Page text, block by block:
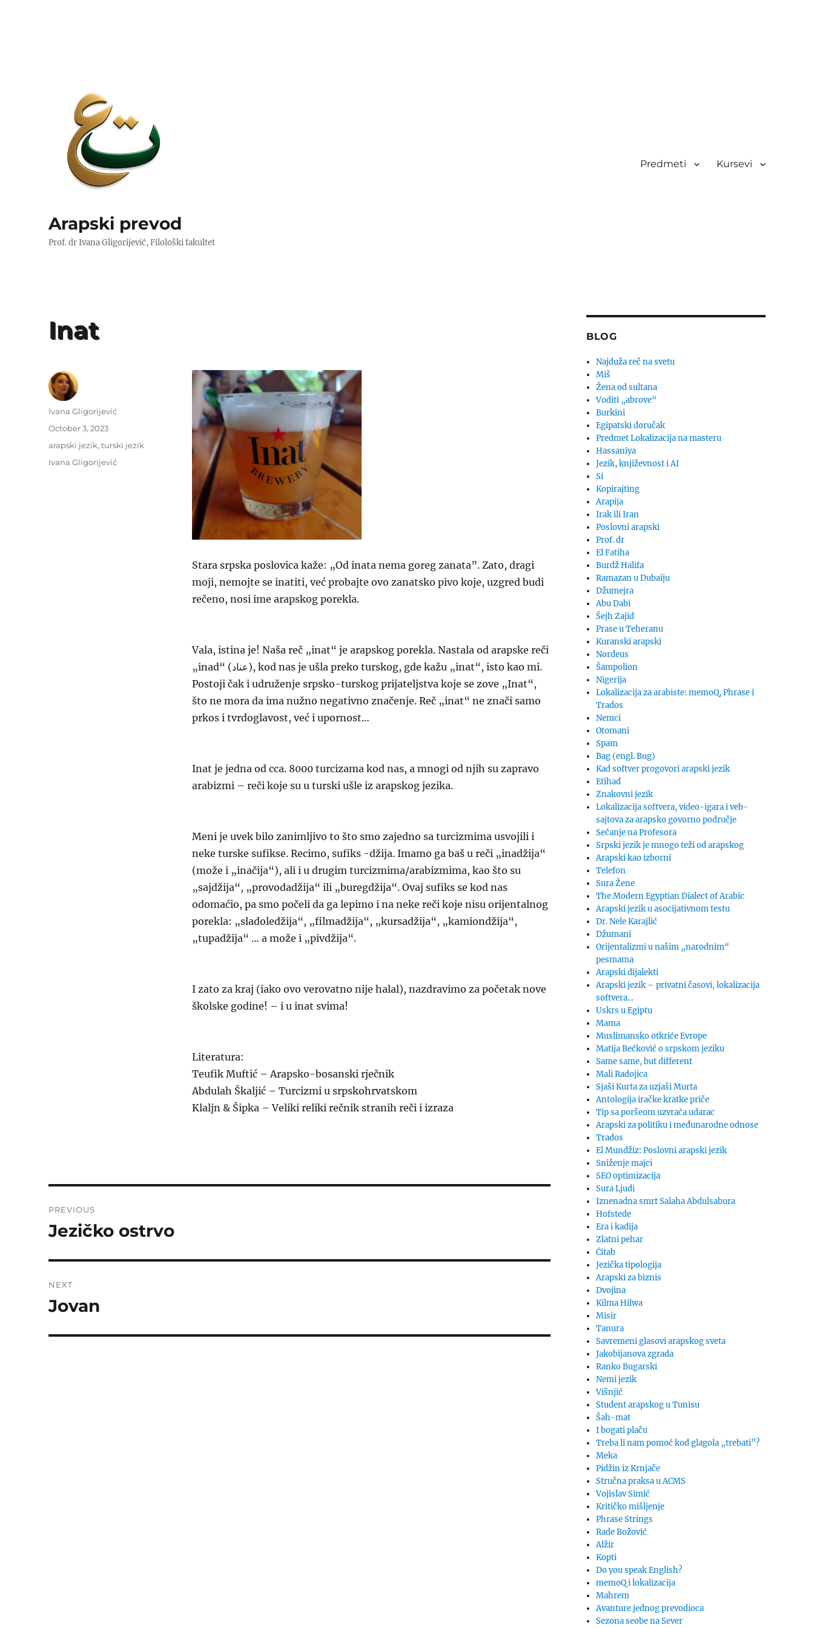
Arapski prevod
Prof. dr Ivana Gligorijević, Filološki fakultet
Predmeti Kursevi
Inat
Stara srpska poslovica kaže: „Od inata nema goreg zanata”. Zato, dragi
moji, nemojte se inatiti, već probajte ovo zanatsko pivo koje, uzgred budi
rečeno, nosi ime arapskog porekla.
Vala, istina je! Naša reč „inat“ je arapskog porekla. Nastala od arapske reči
„inad“ (عناد), kod nas je ušla preko turskog, gde kažu „inat“, isto kao mi.
Postoji čak i udruženje srpsko-turskog prijateljstva koje se zove „Inat“,
što ne mora da ima nužno negativno značenje. Reč „inat“ ne znači samo
prkos i tvrdoglavost, već i upornost…
Inat je jedna od cca. 8000 turcizama kod nas, a mnogi od njih su zapravo
arabizmi – reči koje su u turski ušle iz arapskog jezika.
Meni je uvek bilo zanimljivo to što smo zajedno sa turcizmima usvojili i
neke turske sufikse. Recimo, sufiks -džija. Imamo ga baš u reči „inadžija“
(može i „inačija“), ali i u drugim turcizmima/arabizmima, kao što su
„sajdžija“, „provodadžija“ ili „buregdžija“. Ovaj sufiks se kod nas
odomaćio, pa smo počeli da ga lepimo i na neke reči koje nisu orijentalnog
porekla: „sladoledžija“, „filmadžija“, „kursadžija“, „kamiondžija“,
„tupadžija“ … a može i „pivdžija“.
I zato za kraj (iako ovo verovatno nije halal), nazdravimo za početak nove
školske godine! – i u inat svima!
Literatura:
Teufik Muftić – Arapsko-bosanski rječnik
Abdulah Škaljić – Turcizmi u srpskohrvatskom
Klaljn & Šipka – Veliki reliki rečnik stranih reči i izraza
Author
Ivana Gligorijević
Posted
October 3, 2023
Categories
arapski jezik,turski jezik
Tags
Ivana Gligorijević
navigation
PREVIOUS
Previous
Jezičko ostrvo
NEXT
Next
Jovan
BLOG
Najduža reč na svetu
Miš
Žena od sultana
Voditi „abrove“
Burkini
Egipatski doručak
Predmet Lokalizacija na masteru
Hassaniya
Jezik, književnost i AI
Si
Kopirajting
Arapija
Irak ili Iran
Poslovni arapski
Prof. dr
El Fatiha
Burdž Halifa
Ramazan u Dubaiju
Džumejra
Abu Dabi
Šejh Zajid
Prase u Teheranu
Kuranski arapski
Nordeus
Šampolion
Nigerija
Lokalizacija za arabiste: memoQ, Phrase i
Trados
Nemci
Otomani
Spam
Bag (engl. Bug)
Kad softver progovori arapski jezik
Etihad
Znakovni jezik
Lokalizacija softvera, video-igara i veb-
sajtova za arapsko govorno područje
Sećanje na Profesora
Srpski jezik je mnogo teži od arapskog
Arapski kao izborni
Telefon
Sura Žene
The Modern Egyptian Dialect of Arabic
Arapski jezik u asocijativnom testu
Dr. Nele Karajlić
Džumani
Orijentalizmi u našim „narodnim“
pesmama
Arapski dijalekti
Arapski jezik – privatni časovi, lokalizacija
softvera…
Uskrs u Egiptu
Mama
Muslimansko otkriće Evrope
Matija Bećković o srpskom jeziku
Same same, but different
Mali Radojica
Sjaši Kurta za uzjaši Murta
Antologija iračke kratke priče
Tip sa poršeom uzvraća udarac
Arapski za politiku i međunarodne odnose
Trados
El Mundžiz: Poslovni arapski jezik
Sniženje majci
SEO optimizacija
Sura Ljudi
Iznenadna smrt Salaha Abdulsabura
Hofstede
Era i kadija
Zlatni pehar
Ćitab
Jezička tipologija
Arapski za biznis
Dvojina
Kilma Hilwa
Misir
Tanura
Savremeni glasovi arapskog sveta
Jakobijanova zgrada
Ranko Bugarski
Nemi jezik
Višnjić
Student arapskog u Tunisu
Šah-mat
I bogati plaču
Treba li nam pomoć kod glagola „trebati”?
Meka
Pidžin iz Krnjače
Stručna praksa u ACMS
Vojislav Simić
Kritičko mišljenje
Phrase Strings
Rade Božović
Alžir
Kopti
Do you speak English?
memoQ i lokalizacija
Mahrem
Avanture jednog prevodioca
Sezona seobe na Sever